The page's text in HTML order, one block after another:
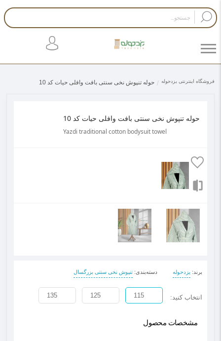
فروشگاه اینترنتی یزدحوله حوله تنپوش نخی سنتی بافت وافلی حیات کد 10
حوله تنپوش نخی سنتی بافت وافلی حیات کد 10
Yazdi traditional cotton bodysuit towel
برند : یزدحوله دسته‌بندی: تنپوش نخی سنتی بزرگسال
انتخاب کنید: 115
125
135
مشخصات محصول